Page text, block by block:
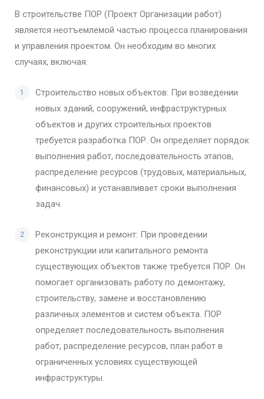
В строительстве ПОР (Проект Организации работ)
является неотъемлемой частью процесса планирования
и управления проектом. Он необходим во многих
случаях, включая:
Строительство новых объектов: При возведении
новых зданий, сооружений, инфраструктурных
объектов и других строительных проектов
требуется разработка ПОР. Он определяет порядок
выполнения работ, последовательность этапов,
распределение ресурсов (трудовых, материальных,
финансовых) и устанавливает сроки выполнения
задач.
Реконструкция и ремонт: При проведении
реконструкции или капитального ремонта
существующих объектов также требуется ПОР. Он
помогает организовать работу по демонтажу,
строительству, замене и восстановлению
различных элементов и систем объекта. ПОР
определяет последовательность выполнения
работ, распределение ресурсов, план работ в
ограниченных условиях существующей
инфраструктуры.